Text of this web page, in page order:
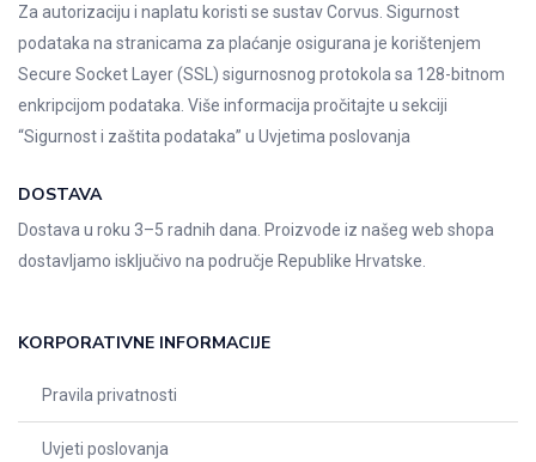
Za autorizaciju i naplatu koristi se sustav Corvus. Sigurnost
podataka na stranicama za plaćanje osigurana je korištenjem
Secure Socket Layer (SSL) sigurnosnog protokola sa 128-bitnom
enkripcijom podataka. Više informacija pročitajte u sekciji
“Sigurnost i zaštita podataka” u Uvjetima poslovanja
DOSTAVA
Dostava u roku 3–5 radnih dana. Proizvode iz našeg web shopa
dostavljamo isključivo na područje Republike Hrvatske.
KORPORATIVNE INFORMACIJE
Pravila privatnosti
Uvjeti poslovanja